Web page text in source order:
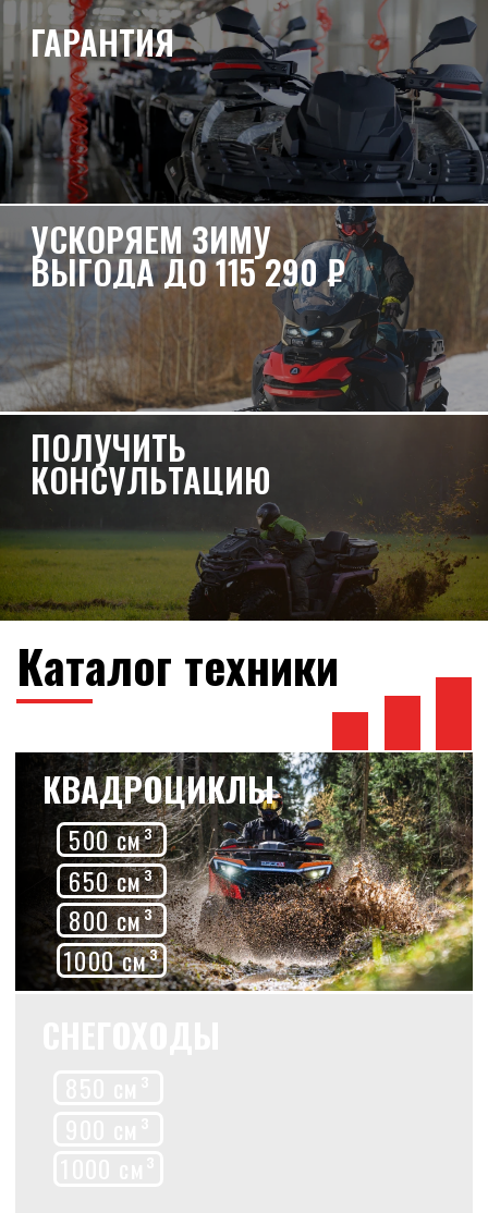
ПОЛУЧИТЬ
КОНСУЛЬТАЦИЮ
МОТОЦИКЛЫ
МОТОВЕЗДЕХОДЫ
ГИДРОЦИКЛЫ
СНЕГОХОДЫ
КВАДРОЦИКЛЫ
1000 см³
800 см³
650 см³
500 см³
850 см³
1000 см³
900 см³
Каталог техники